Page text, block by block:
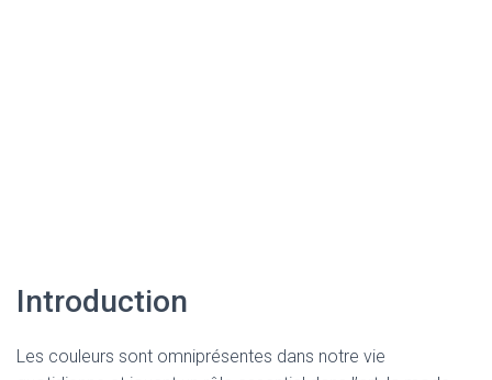
Introduction
Les couleurs sont omniprésentes dans notre vie